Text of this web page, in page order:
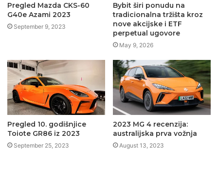
Pregled Mazda CKS-60
G40e Azami 2023
September 9, 2023
Bybit širi ponudu na
tradicionalna tržišta kroz
nove akcijske i ETF
perpetual ugovore
May 9, 2026
Pregled 10. godišnjice
Toiote GR86 iz 2023
September 25, 2023
2023 MG 4 recenzija:
australijska prva vožnja
August 13, 2023